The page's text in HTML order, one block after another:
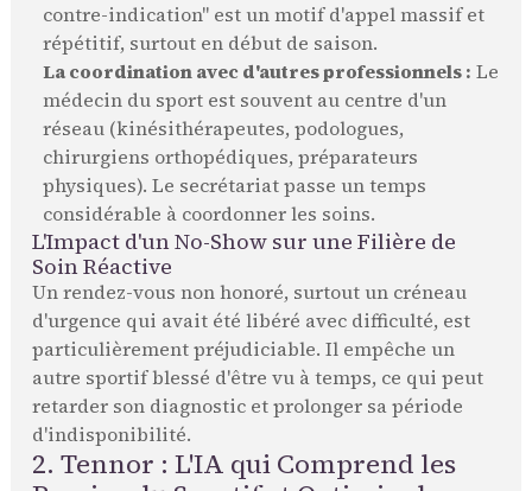
contre-indication" est un motif d'appel massif et
répétitif, surtout en début de saison.
La coordination avec d'autres professionnels : Le
médecin du sport est souvent au centre d'un
réseau (kinésithérapeutes, podologues,
chirurgiens orthopédiques, préparateurs
physiques). Le secrétariat passe un temps
considérable à coordonner les soins.
L'Impact d'un No-Show sur une Filière de
Soin Réactive
Un rendez-vous non honoré, surtout un créneau
d'urgence qui avait été libéré avec difficulté, est
particulièrement préjudiciable. Il empêche un
autre sportif blessé d'être vu à temps, ce qui peut
retarder son diagnostic et prolonger sa période
d'indisponibilité.
2. Tennor : L'IA qui Comprend les